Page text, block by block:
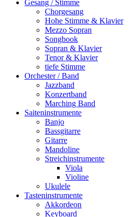
Gesang / Stimme
Chorgesang
Hohe Stimme & Klavier
Mezzo Sopran
Songbook
Sopran & Klavier
Tenor & Klavier
tiefe Stimme
Orchester / Band
Jazzband
Konzertband
Marching Band
Saiteninstrumente
Banjo
Bassgitarre
Gitarre
Mandoline
Streichinstrumente
Viola
Violine
Ukulele
Tasteninstrumente
Akkordeon
Keyboard